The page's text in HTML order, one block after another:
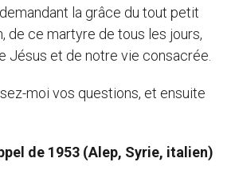
demandant la grâce du tout petit
de ce martyre de tous les jours,
Jésus et de notre vie consacrée.
moi vos questions, et ensuite
de 1953 (Alep, Syrie, italien)